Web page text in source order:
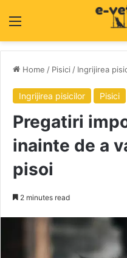
Home / Pisici / Ingrijirea
Ingrijirea pisicilor Pisici
Pregatiri
inainte de a
pisoi
2 minutes read